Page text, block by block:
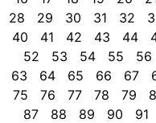
28
29 30 31 32
40
41 42 43 44
52
53 54 55 56
63
64 65 66 67
75
76 77 78 79
87
88 89 90 91